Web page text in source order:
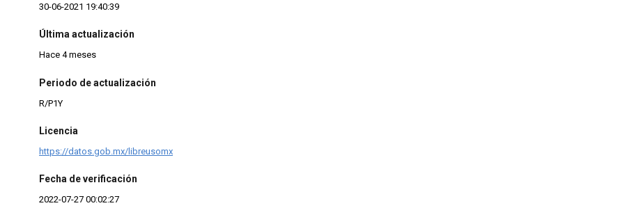
30-06-2021 19:40:39
Última actualización
Hace 4 meses
Periodo de actualización
R/P1Y
Licencia
https://datos.gob.mx/libreusomx
Fecha de verificación
2022-07-27 00:02:27